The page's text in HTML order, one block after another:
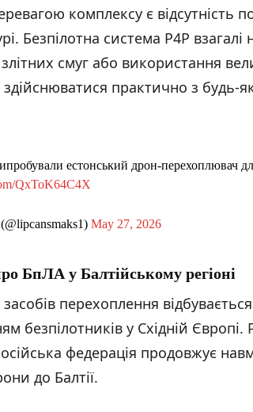
комплексу є відсутність
Безпілотна система P4P
смуг або використання
практично з будь-
естонський дрон-перехоплювач
QxToK64C4X
May 27, 2026
БпЛА у Балтійському регіоні
перехоплення відбувається
безпілотників у Східній
федерація продовжує
до Балтії.